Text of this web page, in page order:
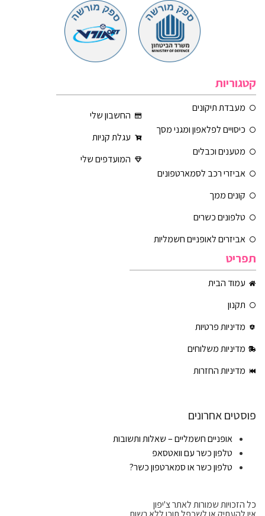
קטגוריות
מעבדת תיקונים
כיסויים לפלאפון ומגני מסך
מטענים וכבלים
אביזרי רכב לסמארטפונים
קונים ממך
טלפונים כשרים
אביזרים לאופניים חשמליות
החשבון שלי
עגלת קניות
המועדפים שלי
תפריט
עמוד הבית
תקנון
מדיניות פרטיות
מדיניות משלוחים
מדיניות החזרות
פוסטים אחרונים
אופניים חשמליים – שאלות ותשובות
טלפון כשר עם וואטסאפ
טלפון כשר או סמארטפון כשר?
כל הזכויות שמורות לאתר צ'יפון